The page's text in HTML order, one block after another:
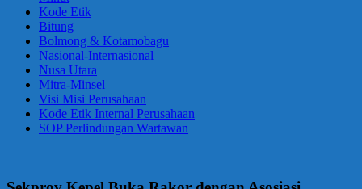
Kode Etik
Bitung
Bolmong & Kotamobagu
Nasional-Internasional
Nusa Utara
Mitra-Minsel
Visi Misi Perusahaan
Kode Etik Internal Perusahaan
SOP Perlindungan Wartawan